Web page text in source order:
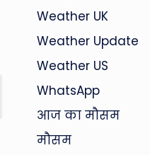
Weather UK
Weather Update
Weather US
WhatsApp
आज का मौसम
मौसम